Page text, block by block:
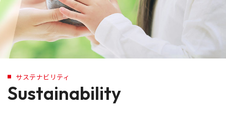
サステナビリティ
Sustainability